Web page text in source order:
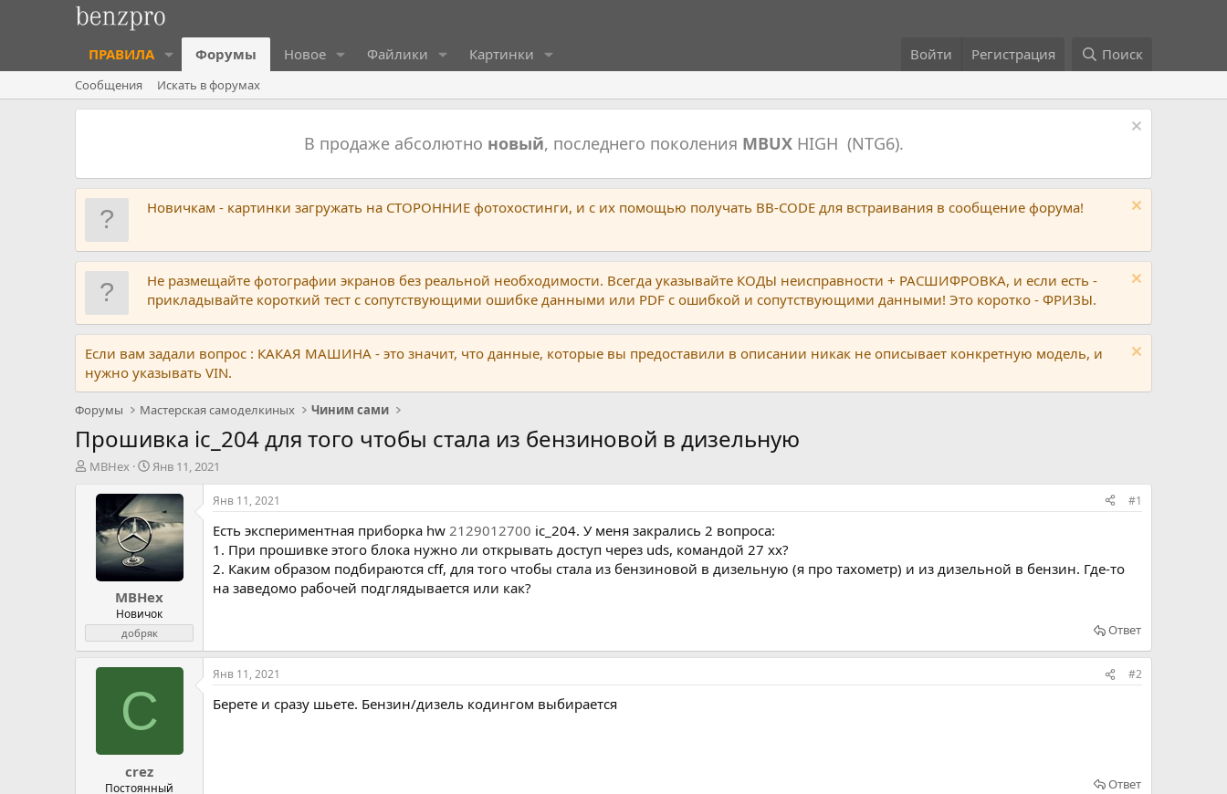
ПРАВИЛА Форумы Новое Файлики Картинки Войти Регистрация Поиск
Сообщения Искать в форумах
В продаже абсолютно новый, последнего поколения MBUXHIGH (NTG6).
Новичкам - картинки загружать на СТОРОННИЕ фотохостинги, и с их помощью получать BB-CODE для встраивания в сообщение форума!
Не размещайте фотографии экранов без реальной необходимости. Всегда указывайте КОДЫ неисправности + РАСШИФРОВКА, и если есть -
прикладывайте короткий тест с сопутствующими ошибке данными или PDF с ошибкой и сопутствующими данными! Это коротко - ФРИЗЫ.
Если вам задали вопрос : КАКАЯ МАШИНА - это значит, что данные, которые вы предоставили в описании никак не описывает конкретную модель, и
нужно указывать VIN.
Форумы Мастерская самоделкиных Чиним сами
Прошивка ic_204 для того чтобы стала из бензиновой в дизельную
А
м
MBHex
Д
т
а
н
а
ч
а
л
а
Янв 11, 2021
MBHex
Новичок
добряк
Янв 11, 2021 #1
Есть экспериментная приборка hw 2129012700 ic_204. У меня закрались 2 вопроса:
1. При прошивке этого блока нужно ли открывать доступ через uds, командой 27 хх?
2. Каким образом подбираются cff, для того чтобы стала из бензиновой в дизельную (я про тахометр) и из дизельной в бензин. Где-то
на заведомо рабочей подглядывается или как?
Ответ
C
crez
Постоянный
Янв 11, 2021 #2
Берете и сразу шьете. Бензин/дизель кодингом выбирается
Ответ